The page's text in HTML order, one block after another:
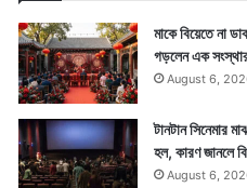
মাকে বিয়েতে না
গড়লেন এক
August 6,
টানটান সিনেমার
হল, কারণ জানলে
August 6,